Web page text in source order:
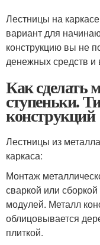
Лестницы на
вариант для
конструкцию вы не
денежных средств и
Как сделать
ступеньки.
конструкций
Лестницы из
каркаса:
Монтаж
сваркой или
модулей. Металл
облицовывается
плиткой.